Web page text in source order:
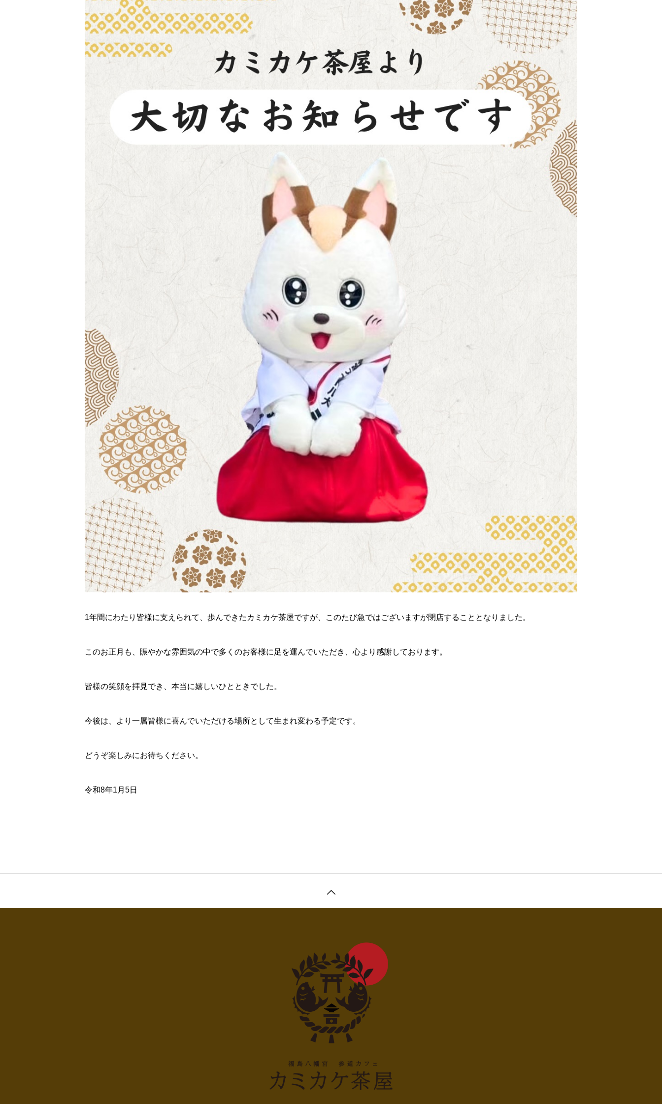
1年間にわたり皆様に支えられて、歩んできたカミカケ茶屋ですが、このたび急ではございますが閉店することとなりました。
このお正月も、賑やかな雰囲気の中で多くのお客様に足を運んでいただき、心より感謝しております。
皆様の笑顔を拝見でき、本当に嬉しいひとときでした。
今後は、より一層皆様に喜んでいただける場所として生まれ変わる予定です。
どうぞ楽しみにお待ちください。
令和8年1月5日